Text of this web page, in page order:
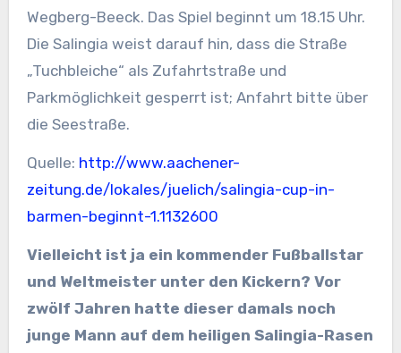
Wegberg-Beeck. Das Spiel beginnt um 18.15 Uhr.
Die Salingia weist darauf hin, dass die Straße
„Tuchbleiche“ als Zufahrtstraße und
Parkmöglichkeit gesperrt ist; Anfahrt bitte über
die Seestraße.
Quelle: http://www.aachener-
zeitung.de/lokales/juelich/salingia-cup-in-
barmen-beginnt-1.1132600
Vielleicht ist ja ein kommender Fußballstar
und Weltmeister unter den Kickern? Vor
zwölf Jahren hatte dieser damals noch
junge Mann auf dem heiligen Salingia-Rasen